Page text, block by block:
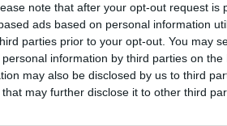
note that after your opt-out request is
ads based on personal information
parties prior to your opt-out. You may
information by third parties on the
may also be disclosed by us to third
that may further disclose it to other third